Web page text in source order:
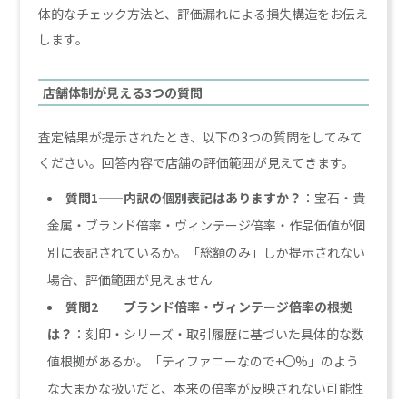
体的なチェック方法と、評価漏れによる損失構造をお伝え
します。
店舗体制が見える3つの質問
査定結果が提示されたとき、以下の3つの質問をしてみて
ください。回答内容で店舗の評価範囲が見えてきます。
質問1——内訳の個別表記はありますか？ ：宝石・貴
金属・ブランド倍率・ヴィンテージ倍率・作品価値が個
別に表記されているか。「総額のみ」しか提示されない
場合、評価範囲が見えません
質問2——ブランド倍率・ヴィンテージ倍率の根拠
は？ ：刻印・シリーズ・取引履歴に基づいた具体的な数
値根拠があるか。「ティファニーなので+〇%」のよう
な大まかな扱いだと、本来の倍率が反映されない可能性